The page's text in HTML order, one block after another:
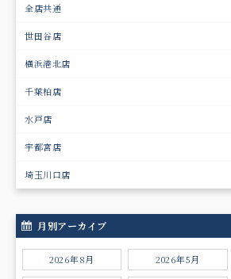
全店共通
世田谷店
横浜港北店
千葉柏店
水戸店
宇都宮店
埼玉川口店
月別アーカイブ
2026年8月 2026年5月